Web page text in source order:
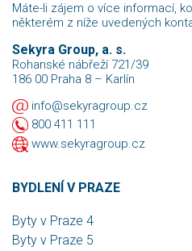
Máte-li zájem o více informací,
některém z níže uvedených
Sekyra Group, a. s.
Rohanské nábřeží 721/39
186 00 Praha 8 – Karlín
info@sekyragroup.cz
800 411 111
www.sekyragroup.cz
BYDLENÍ V PRAZE
Byty v Praze 4
Byty v Praze 5